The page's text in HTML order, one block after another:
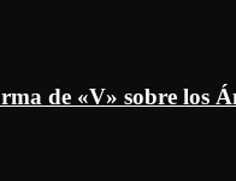
de «V» sobre los